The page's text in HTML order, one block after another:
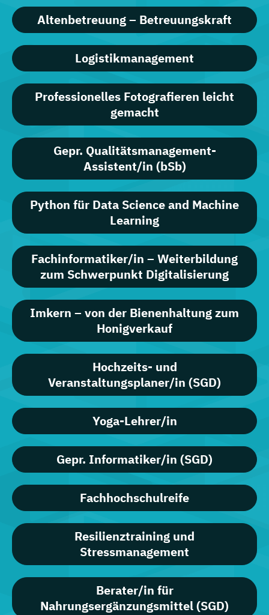
Altenbetreuung – Betreuungskraft
Logistikmanagement
Professionelles Fotografieren leicht
gemacht
Gepr. Qualitätsmanagement-
Assistent/in (bSb)
Python für Data Science and Machine
Learning
Fachinformatiker/in – Weiterbildung
zum Schwerpunkt Digitalisierung
Imkern – von der Bienenhaltung zum
Honigverkauf
Hochzeits- und
Veranstaltungsplaner/in (SGD)
Yoga-Lehrer/in
Gepr. Informatiker/in (SGD)
Fachhochschulreife
Resilienztraining und
Stressmanagement
Berater/in für
Nahrungsergänzungsmittel (SGD)